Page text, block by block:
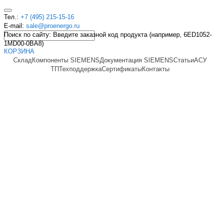
Тел.: +7 (495) 215-15-16
E-mail: sale@proenergo.ru
Поиск по сайту: Введите заказной код продукта (например, 6ED1052-
1MD00-0BA8)
КОРЗИНА
СкладКомпоненты SIEMENSДокументация SIEMENSСтатьиАСУ
ТПТехподдержкаСертификатыКонтакты